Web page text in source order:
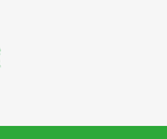
ン